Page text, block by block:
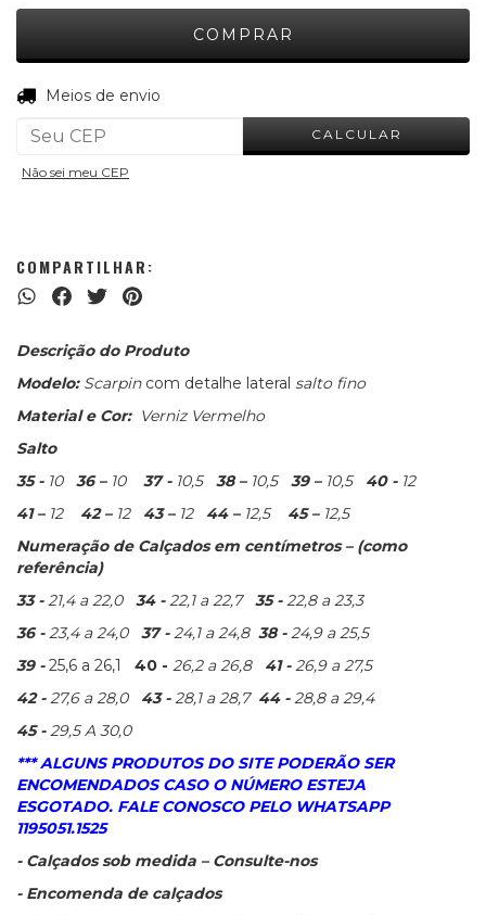
Entregas para o CEP:
Meios de envio
CALCULAR
Não sei meu CEP
COMPARTILHAR:
Descrição do Produto
Modelo: Scarpin com detalhe lateral salto fino
Material e Cor: Verniz Vermelho
Salto
35 - 10 36 – 10 37 - 10,5 38 – 10,5 39 – 10,5 40 - 12
41 – 12 42 – 12 43 – 12 44 – 12,5 45 – 12,5
Numeração de Calçados em centímetros – (como
referência)
33 -21,4 a 22,0 34 -22,1 a 22,7 35 -22,8 a 23,3
36 -23,4 a 24,037 -24,1 a 24,8 38 -24,9 a 25,5
39 -25,6 a 26,1 40 - 26,2 a 26,8 41 -26,9 a 27,5
42 -27,6 a 28,0 43 -28,1 a 28,7 44 -28,8 a 29,4
45 -29,5 A 30,0
*** ALGUNS PRODUTOS DO SITE PODERÃO SER
ENCOMENDADOS CASO O NÚMERO ESTEJA
ESGOTADO. FALE CONOSCO PELO WHATSAPP
1195051.1525
- Calçados sob medida – Consulte-nos
- Encomenda de calçados